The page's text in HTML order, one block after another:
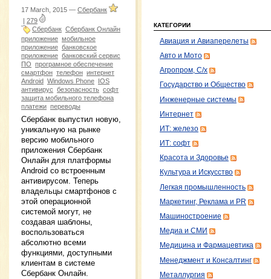
17 March, 2015 — Сбербанк
| 279
Сбербанк Сбербанк Онлайн
приложение мобильное
приложение банковское
приложение банковский сервис
ПО програмное обеспечение
смартфон телефон интернет
Android Windows Phone IOS
антивирус безопасность софт
защита мобильного телефона
платежи переводы
Сбербанк выпустил новую,
уникальную на рынке
версию мобильного
приложения Сбербанк
Онлайн для платформы
Android со встроенным
антивирусом. Теперь
владельцы смартфонов с
этой операционной
системой могут, не
создавая шаблоны,
воспользоваться
абсолютно всеми
функциями, доступными
клиентам в системе
Сбербанк Онлайн.
КАТЕГОРИИ
Авиация и Авиаперелеты
Авто и Мото
Агропром, С/х
Государство и Общество
Инженерные системы
Интернет
ИТ: железо
ИТ: софт
Красота и Здоровье
Культура и Искусство
Легкая промышленность
Маркетинг, Реклама и PR
Машиностроение
Медиа и СМИ
Медицина и Фармацевтика
Менеджмент и Консалтинг
Металлургия